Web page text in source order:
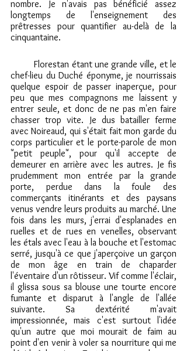
nombre. Je n'avais pas bénéficié assez
longtemps de l'enseignement des
prêtresses pour quantifier au-delà de la
cinquantaine.
	Florestan étant une grande ville, et le
chef-lieu du Duché éponyme, je nourrissais
quelque espoir de passer inaperçue, pour
peu que mes compagnons me laissent y
entrer seule, et donc de ne pas m'en faire
chasser trop vite. Je dus batailler ferme
avec Noireaud, qui s'était fait mon garde du
corps particulier et le porte-parole de mon
"petit peuple", pour qu'il accepte de
demeurer en arrière avec les autres. Je fis
prudemment mon entrée par la grande
porte, perdue dans la foule des
commerçants itinérants et des paysans
venus vendre leurs produits au marché. Une
fois dans les murs, j'errai d'esplanades en
ruelles et de rues en venelles, observant
les étals avec l'eau à la bouche et l'estomac
serré, jusqu'à ce que j'aperçoive un garçon
de mon âge en train de chaparder
l'éventaire d'un rôtisseur. Vif comme l'éclair,
il glissa sous sa blouse une tourte encore
fumante et disparut à l'angle de l'allée
suivante. Sa dextérité m'avait
impressionnée, mais c'est surtout l'idée
qu'un autre que moi mourait de faim au
point d'en venir à voler sa nourriture qui me